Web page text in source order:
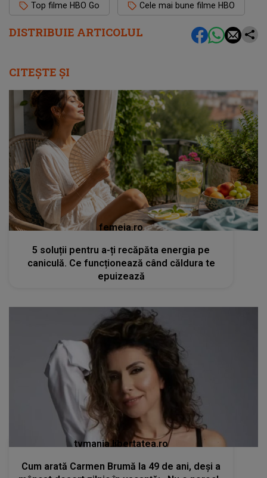
DISTRIBUIE ARTICOLUL
Top filme HBO Go Cele mai bune filme HBO
CITEȘTE ȘI
femeia.ro
5 soluții pentru a-ți recăpăta energia pe
caniculă. Ce funcționează când căldura te
epuizează
tvmania.libertatea.ro
Cum arată Carmen Brumă la 49 de ani, deși a